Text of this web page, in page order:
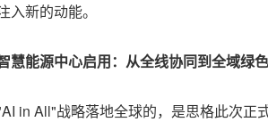
入新的动能。
慧能源中心启用：从全线协同到全域绿
in All"战略落地全球的，是思格此次正